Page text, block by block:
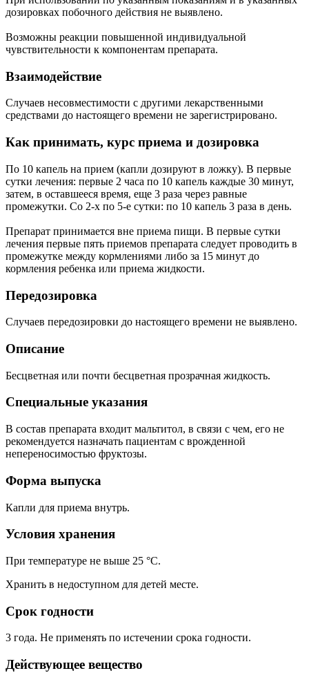
дозировках побочного действия не выявлено.
Возможны реакции повышенной индивидуальной
чувствительности к компонентам препарата.
Взаимодействие
Случаев несовместимости с другими лекарственными
средствами до настоящего времени не зарегистрировано.
Как принимать, курс приема и дозировка
По 10 капель на прием (капли дозируют в ложку). В первые
сутки лечения: первые 2 часа по 10 капель каждые 30 минут,
затем, в оставшееся время, еще 3 раза через равные
промежутки. Со 2-х по 5-е сутки: по 10 капель 3 раза в день.
Препарат принимается вне приема пищи. В первые сутки
лечения первые пять приемов препарата следует проводить в
промежутке между кормлениями либо за 15 минут до
кормления ребенка или приема жидкости.
Передозировка
Случаев передозировки до настоящего времени не выявлено.
Описание
Бесцветная или почти бесцветная прозрачная жидкость.
Специальные указания
В состав препарата входит мальтитол, в связи с чем, его не
рекомендуется назначать пациентам с врожденной
непереносимостью фруктозы.
Форма выпуска
Капли для приема внутрь.
Условия хранения
При температуре не выше 25 °С.
Хранить в недоступном для детей месте.
Срок годности
3 года. Не применять по истечении срока годности.
Действующее вещество